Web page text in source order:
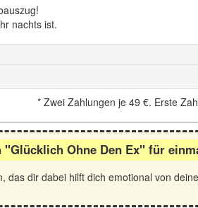
nachts ist.
* Zwei Zahlungen je 49 €. Erste
Ohne Den Ex" für
das dir dabei hilft dich emotional von